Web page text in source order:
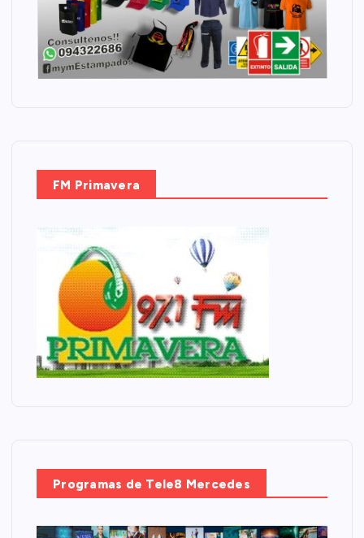
FM Primavera
Programas de Tele8 Mercedes